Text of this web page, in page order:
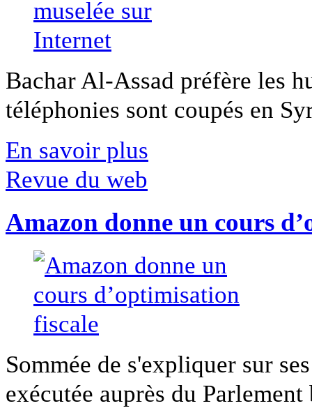
Bachar Al-Assad préfère les
téléphonies sont coupés en
En savoir plus
Revue du web
Amazon donne un cours
Sommée de s'expliquer sur
exécutée auprès du